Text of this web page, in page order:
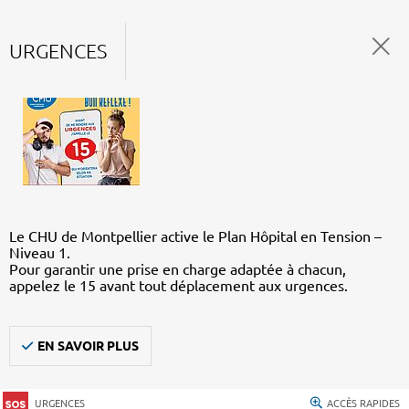
URGENCES
Le CHU de Montpellier active le Plan Hôpital en Tension –
Niveau 1.
Pour garantir une prise en charge adaptée à chacun,
appelez le 15 avant tout déplacement aux urgences.
EN SAVOIR PLUS
URGENCES ACCÈS RAPIDES